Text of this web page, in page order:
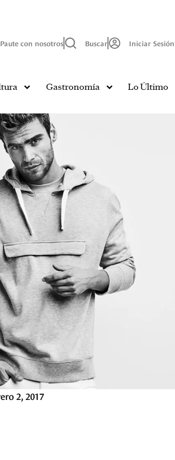
Paute con nosotros Buscar Iniciar Sesión
Gastronomía Lo Último
2, 2017